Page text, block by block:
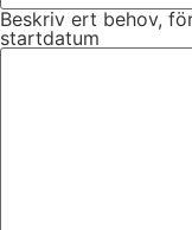
Beskriv ert behov,
startdatum